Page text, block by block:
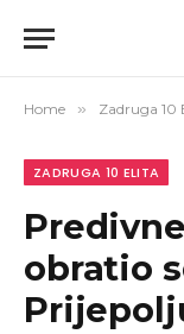
Home » Zadruga 10
ZADRUGA 10 ELITA
obratio